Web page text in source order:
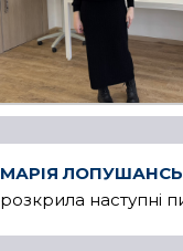
МАРІЯ
розкрила наступні